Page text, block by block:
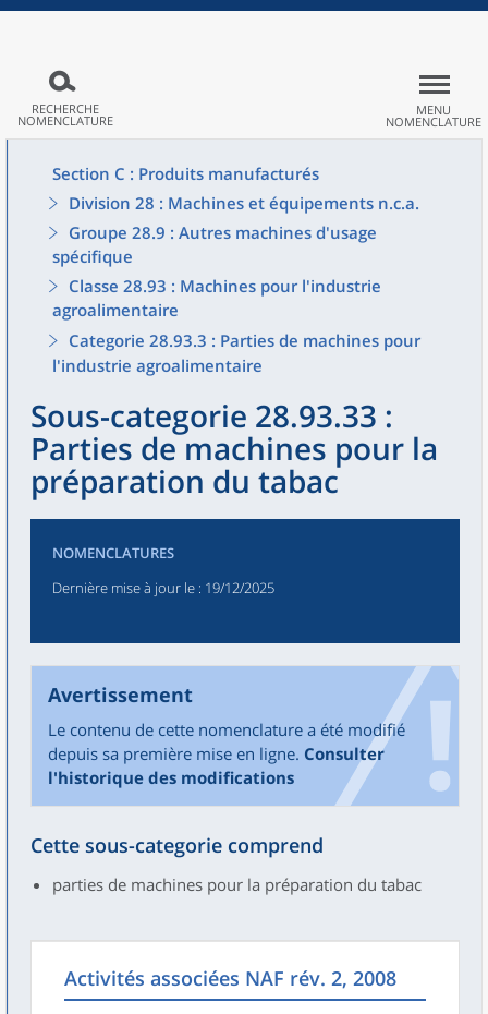
RECHERCHE
NOMENCLATURE
MENU
NOMENCLATURE
Section C : Produits manufacturés
Division 28 : Machines et équipements n.c.a.
Groupe 28.9 : Autres machines d'usage
spécifique
Classe 28.93 : Machines pour l'industrie
agroalimentaire
Categorie 28.93.3 : Parties de machines pour
l'industrie agroalimentaire
Sous-categorie 28.93.33 :
Parties de machines pour la
préparation du tabac
NOMENCLATURES
Dernière mise à jour le : 19/12/2025
Avertissement
Le contenu de cette nomenclature a été modifié
depuis sa première mise en ligne. Consulter
l'historique des modifications
Cette sous-categorie comprend
parties de machines pour la préparation du tabac
Activités associées NAF rév. 2, 2008